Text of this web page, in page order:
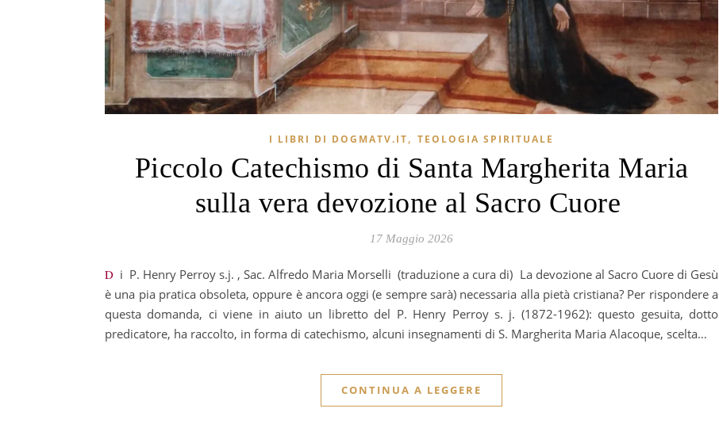
I LIBRI DI DOGMATV.IT, TEOLOGIA SPIRITUALE
Piccolo Catechismo di Santa Margherita Maria
sulla vera devozione al Sacro Cuore
17 Maggio 2026
Di P. Henry Perroy s.j. , Sac. Alfredo Maria Morselli (traduzione a cura di) La devozione al Sacro Cuore di Gesù
è una pia pratica obsoleta, oppure è ancora oggi (e sempre sarà) necessaria alla pietà cristiana? Per rispondere a
questa domanda, ci viene in aiuto un libretto del P. Henry Perroy s. j. (1872-1962): questo gesuita, dotto
predicatore, ha raccolto, in forma di catechismo, alcuni insegnamenti di S. Margherita Maria Alacoque, scelta…
CONTINUA A LEGGERE